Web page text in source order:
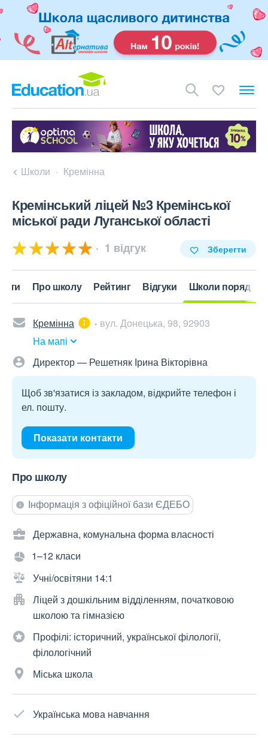
Школи Кремінна
Кремінський ліцей №3 Кремінської
міської ради Луганської області
1 відгук Зберегти
Про школу Рейтинг Відгуки Школи поряд
Кремінна
вул. Донецька, 98, 92903
На мапі
Директор — Решетняк Ірина Вікторівна
Щоб зв'язатися із закладом, відкрийте телефон і
ел. пошту.
Показати контакти
Про школу
Інформація з офіційної бази ЄДЕБО
Державна, комунальна форма власності
1–12 класи
Учні/освітяни 14:1
Ліцей з дошкільним відділенням, початковою
школою та гімназією
Профілі: історичний, української філології,
філологічний
Міська школа
Українська мова навчання